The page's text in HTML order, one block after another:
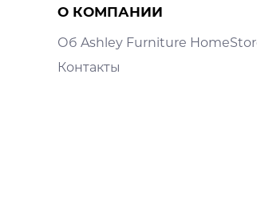
О КОМПАНИИ
Об Ashley Furniture
Контакты